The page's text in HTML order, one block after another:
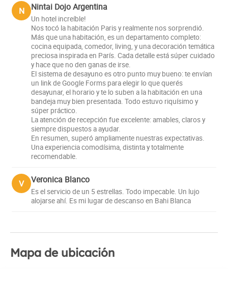
N Nintai Dojo Argentina
Un hotel increíble!
Nos tocó la habitación Paris y realmente nos sorprendió.
Más que una habitación, es un departamento completo:
cocina equipada, comedor, living, y una decoración temática
preciosa inspirada en París. Cada detalle está súper cuidado
y hace que no den ganas de irse.
El sistema de desayuno es otro punto muy bueno: te envían
un link de Google Forms para elegir lo que querés
desayunar, el horario y te lo suben a la habitación en una
bandeja muy bien presentada. Todo estuvo riquísimo y
súper práctico.
La atención de recepción fue excelente: amables, claros y
siempre dispuestos a ayudar.
En resumen, superó ampliamente nuestras expectativas.
Una experiencia comodísima, distinta y totalmente
recomendable.
V Veronica Blanco
Es el servicio de un 5 estrellas. Todo impecable. Un lujo
alojarse ahí. Es mi lugar de descanso en Bahi Blanca
Mapa de ubicación